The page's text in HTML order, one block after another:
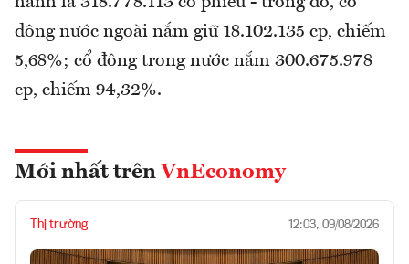
đông nước ngoài nắm giữ 18.102.135 cp, chiếm
5,68%; cổ đông trong nước nắm 300.675.978
cp, chiếm 94,32%.
Mới nhất trên VnEconomy
Thị trường 12:03, 09/08/2026